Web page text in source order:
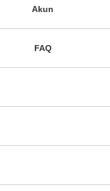
Akun
FAQ